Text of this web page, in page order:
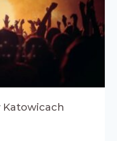
Katowicach